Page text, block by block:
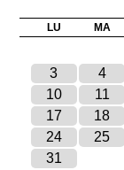
LU MA
3
4
10
11
17
18
24
25
31